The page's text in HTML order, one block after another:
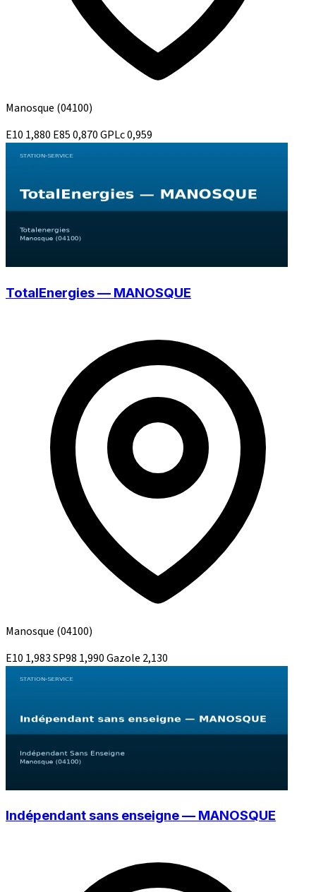
Manosque (04100)
E10 1,880 E850,870GPLc0,959
TotalEnergies — MANOSQUE
Manosque (04100)
E10 1,983SP98 1,990Gazole 2,130
Indépendant sans enseigne — MANOSQUE